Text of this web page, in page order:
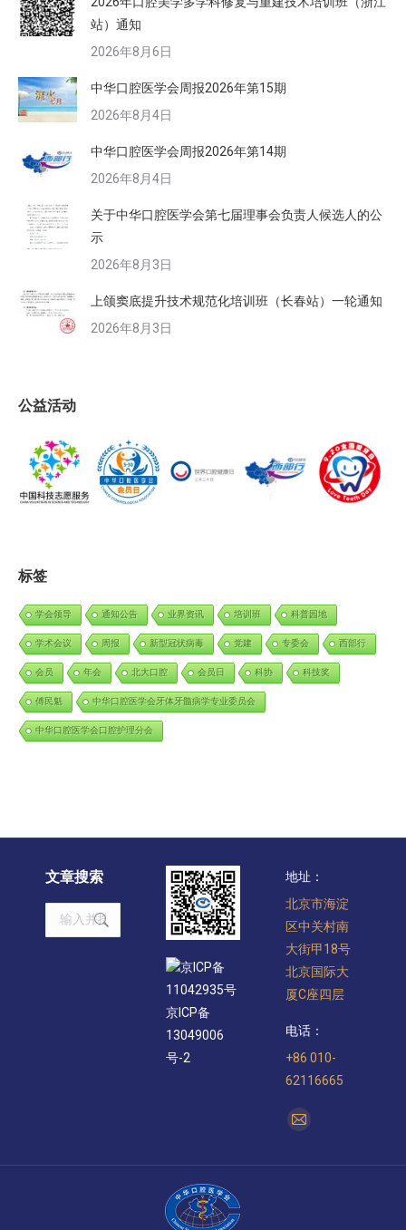
站）通知
2026年8月6日
中华口腔医学会周报2026年第15期
2026年8月4日
中华口腔医学会周报2026年第14期
2026年8月4日
关于中华口腔医学会第七届理事会负责人候选人的公
示
2026年8月3日
上颌窦底提升技术规范化培训班（长春站）一轮通知
2026年8月3日
公益活动
标签
学会领导 通知公告 业界资讯 培训班 科普园地
学术会议 周报 新型冠状病毒 党建 专委会 西部行
会员 年会 北大口腔 会员日 科协 科技奖
傅民魁 中华口腔医学会牙体牙髓病学专业委员会
中华口腔医学会口腔护理分会
文章搜索
Search:
京ICP备
11042935号
京ICP备
13049006
号-2
地址：
北京市海淀
区中关村南
大街甲18号
北京国际大
厦C座四层
电话：
+86 010-
62116665
找到我们：
Mail